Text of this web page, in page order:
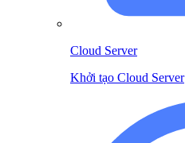
Cloud Server
Khởi tạo Cloud Server